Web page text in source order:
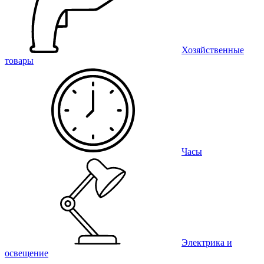
Хозяйственные
товары
Часы
Электрика и
освещение